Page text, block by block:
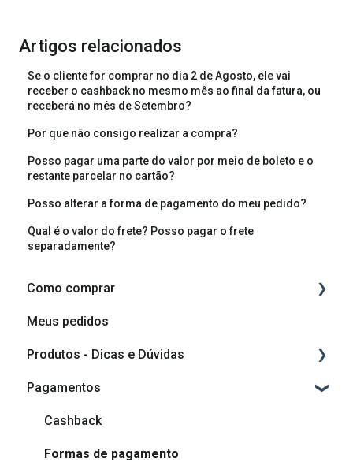
Artigos relacionados
Se o cliente for comprar no dia 2 de Agosto, ele vai
receber o cashback no mesmo mês ao final da fatura, ou
receberá no mês de Setembro?
Por que não consigo realizar a compra?
Posso pagar uma parte do valor por meio de boleto e o
restante parcelar no cartão?
Posso alterar a forma de pagamento do meu pedido?
Qual é o valor do frete? Posso pagar o frete
separadamente?
Como comprar
Como comprar
Como planejar o meu móvel
Meus pedidos
Produtos - Dicas e Dúvidas
Componentes do produto
Vídeos de montagem
Vídeos de Dicas de Montagem
Pagamentos
Cashback
Formas de pagamento